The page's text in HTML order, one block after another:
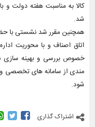
کالا به مناسبت هفته دولت و
شد.
همچنین مقرر شد نشستی با
اتاق اصناف و با محوریت
خصوص بررسی و بهینه سازی
مندی از سامانه های تخصصی
شود.
اشتراک گذاری